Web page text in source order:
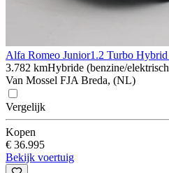
Alfa Romeo Junior1.2 Turbo
3.782 kmHybride (benzine/
Van Mossel FJA Breda, (NL)
Vergelijk
Kopen
€ 36.995
Bekijk voertuig